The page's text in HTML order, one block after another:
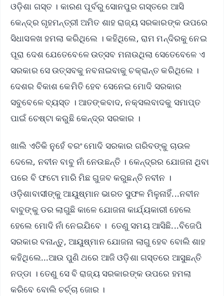
ଓଡ଼ିଶା ଗସ୍ତ । କାରଣ ପୂର୍ବରୁ ସୋନପୁର ଗସ୍ତରେ ଆସି
କେନ୍ଦ୍ର ଗୃହମନ୍ତ୍ରୀ ଅମିତ ଶାହ ରାଜ୍ୟ ସରକାରଙ୍କ ଉପରେ
ସିଧାସଳଖ ହମଲା କରିଥିଲେ । କହିଥିଲେ, ରାମ ମନ୍ଦିରକୁ ନେଇ
ପୂରା ଦେଶ ଯେତେବେଳେ ଉତ୍ସବ ମନାଉଥିଲା ସେତେବେଳେ ଏ
ସରକାର ସେ ଉତ୍ସବକୁ ନବନାଇବାକୁ ଚକ୍ରାନ୍ତ କରିଥିଲେ ।
ଦେଶର ବିକାଶ କେମିତି ହେବ ସେନେଇ ମୋଦି ସରକାର
ସବୁବେଳେ ବ୍ୟସ୍ତ । ଆତଙ୍କବାଦ, ନକ୍ସଲବାଦକୁ ସମାପ୍ତ
ପାଇଁ ଚେଷ୍ଟା କରୁଛି କେନ୍ଦ୍ର ସରକାର ।
ଖାଲି ଏତିକି ନୁହେଁ ବରଂ ମୋଦି ସରକାର ଗରିବଙ୍କୁ ଚାଉଳ
ଦେଲେ, ନବୀନ ବାବୁ ନାଁ ନେଉଛନ୍ତି । କେନ୍ଦ୍ରର ଯୋଜନା ଥିବା
ପରେ ବି ଫଟୋ ମାରି ମିଛ ଗୁଜବ କରୁଛନ୍ତି ନବୀନ ।
ଓଡ଼ିଶାବାସୀଙ୍କୁ ଆୟୁଷ୍ମାନ ଭାରତ ସୁଫଳ ମିଳୁନାହିଁ...ନବୀନ
ବାବୁଙ୍କୁ ଡର ଲାଗୁଛି କାଳେ ଯୋଜନା କାର୍ଯ୍ୟକାରୀ ହେଲେ
ହେଲେ ମୋଦି ନାଁ ନେଇଯିବେ । ତେଣୁ ସମୟ ଆସିଛି...ବିଜେପି
ସରକାର ବନାନ୍ତୁ, ଆୟୁଷ୍ମାନ ଯୋଜନା ଲାଗୁ ହେବ ବୋଲି ଶାହ
କହିଥିଲେ...ଆଉ ପୁଣି ଥରେ ଆଜି ଓଡ଼ିଶା ଗସ୍ତରେ ଆସୁଛନ୍ତି
ନଡ୍ଡା । ତେଣୁ ସେ ବି ରାଜ୍ୟ ସରକାରଙ୍କ ଉପରେ ହମଲା
କରିବେ ବୋଲି ଚର୍ଚ୍ଚା ଜୋର ।